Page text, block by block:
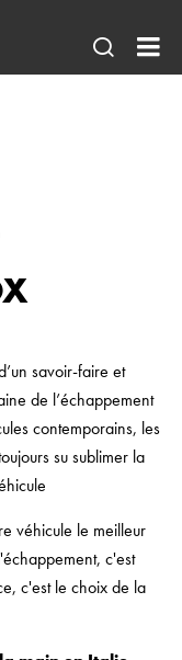
OuvrirRC
savoir-faire et
de l’échappement
contemporains, les
su sublimer la
véhicule le meilleur
c'est
c'est le choix de la